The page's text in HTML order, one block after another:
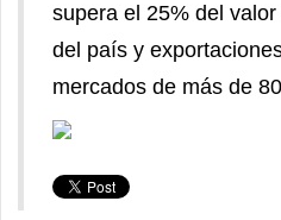
supera el 25% del
del país y
mercados de más de